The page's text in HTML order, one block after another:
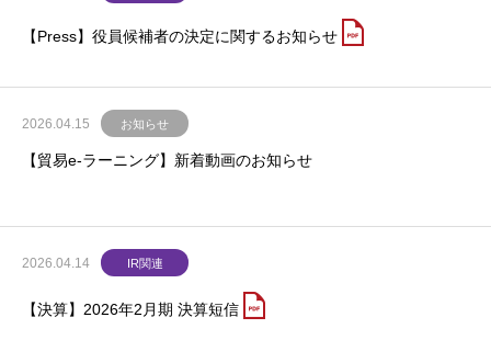
【Press】役員候補者の決定に関するお知らせ
2026.04.15 お知らせ
【貿易e-ラーニング】新着動画のお知らせ
2026.04.14 IR関連
【決算】2026年2月期 決算短信